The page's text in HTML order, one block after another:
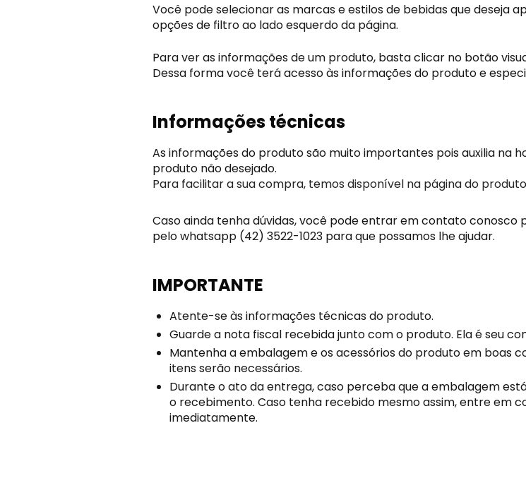
Você pode selecionar as marcas e estilos de bebidas que deseja
opções de filtro ao lado esquerdo da página.
Para ver as informações de um produto, basta clicar no botão
Dessa forma você terá acesso às informações do produto e
Informações técnicas
As informações do produto são muito importantes pois auxilia na
produto não desejado.
Para facilitar a sua compra, temos disponível na página do
Caso ainda tenha dúvidas, você pode entrar em contato conosco
pelo whatsapp (42) 3522-1023 para que possamos lhe ajudar.
IMPORTANTE
Atente-se às informações técnicas do produto.
Guarde a nota fiscal recebida junto com o produto. Ela é seu
Mantenha a embalagem e os acessórios do produto em boas
itens serão necessários.
Durante o ato da entrega, caso perceba que a embalagem
o recebimento. Caso tenha recebido mesmo assim, entre em
imediatamente.